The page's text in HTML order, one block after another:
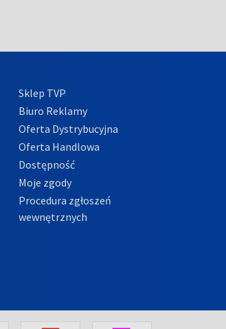
Sklep TVP
Biuro Reklamy
Oferta Dystrybucyjna
Oferta Handlowa
Dostępność
Moje zgody
Procedura zgłoszeń
wewnętrznych